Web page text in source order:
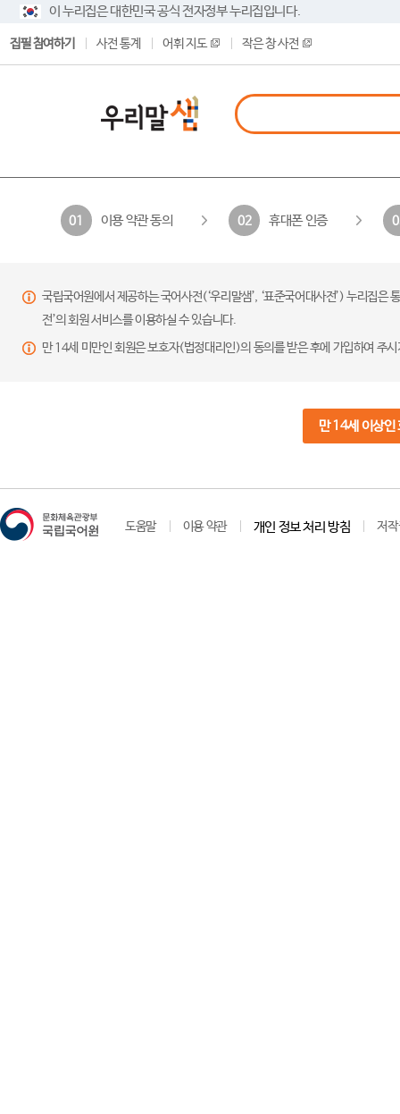
이 누리집은 대한민국 공식 전자정부 누리집입니다.
집필 참여하기 사전 통계 어휘 지도 작은 창 사전
01 이용 약관 동의 02 휴대폰 인증
국립국어원에서 제공하는 국어사전(‘우리말샘’, ‘표준국어대사전’) 누리집
전’의 회원 서비스를 이용하실 수 있습니다.
만 14세 미만인 회원은 보호자(법정대리인)의 동의를 받은 후에 가입하여 주
만 14세 이상인
도움말 이용 약관 개인 정보 처리 방침 저